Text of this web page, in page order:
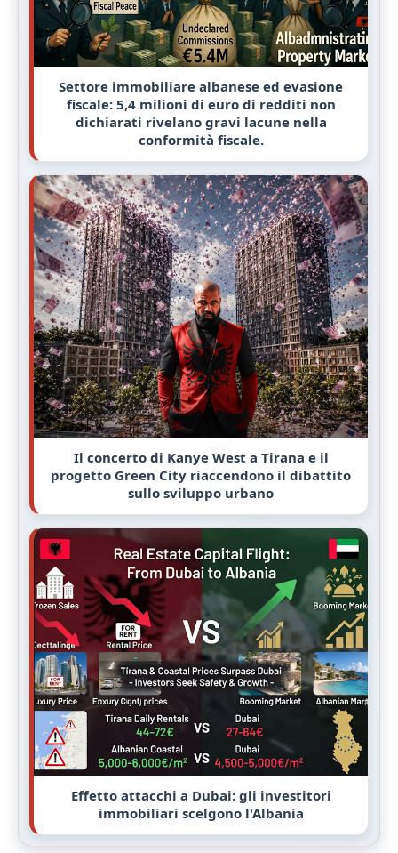
Settore immobiliare albanese ed evasione
fiscale: 5,4 milioni di euro di redditi non
dichiarati rivelano gravi lacune nella
conformità fiscale.
Il concerto di Kanye West a Tirana e il
progetto Green City riaccendono il dibattito
sullo sviluppo urbano
Effetto attacchi a Dubai: gli investitori
immobiliari scelgono l'Albania